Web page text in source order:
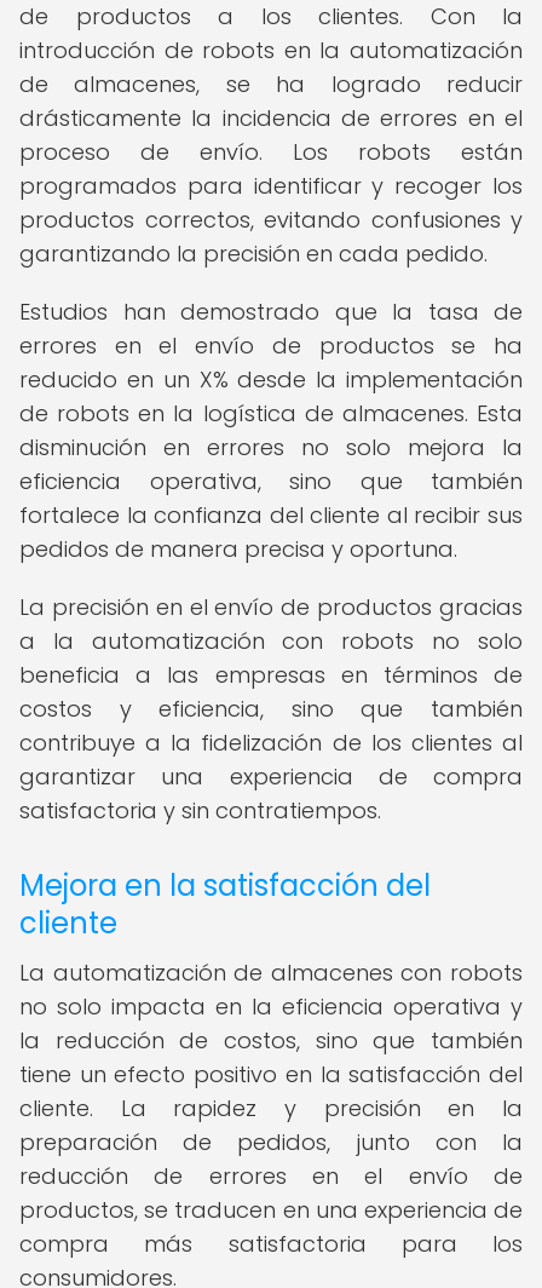
de productos a los clientes. Con la
introducción de robots en la automatización
de almacenes, se ha logrado reducir
drásticamente la incidencia de errores en el
proceso de envío. Los robots están
programados para identificar y recoger los
productos correctos, evitando confusiones y
garantizando la precisión en cada pedido.
Estudios han demostrado que la tasa de
errores en el envío de productos se ha
reducido en un X% desde la implementación
de robots en la logística de almacenes. Esta
disminución en errores no solo mejora la
eficiencia operativa, sino que también
fortalece la confianza del cliente al recibir sus
pedidos de manera precisa y oportuna.
La precisión en el envío de productos gracias
a la automatización con robots no solo
beneficia a las empresas en términos de
costos y eficiencia, sino que también
contribuye a la fidelización de los clientes al
garantizar una experiencia de compra
satisfactoria y sin contratiempos.
Mejora en la satisfacción del
cliente
La automatización de almacenes con robots
no solo impacta en la eficiencia operativa y
la reducción de costos, sino que también
tiene un efecto positivo en la satisfacción del
cliente. La rapidez y precisión en la
preparación de pedidos, junto con la
reducción de errores en el envío de
productos, se traducen en una experiencia de
compra más satisfactoria para los
consumidores.